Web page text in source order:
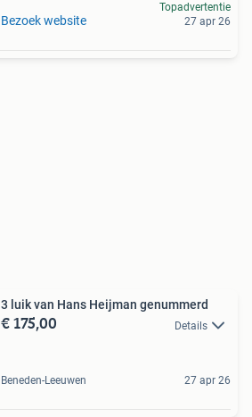
Bezoek website
Topadvertentie
27 apr 26
3 luik van Hans Heijman genummerd
€ 175,00 Details
Beneden-Leeuwen 27 apr 26